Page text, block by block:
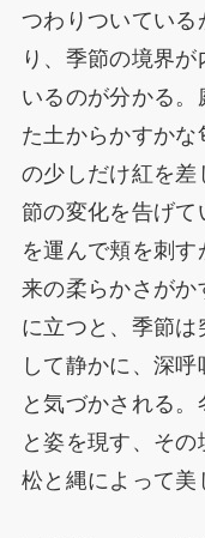
つわりついている
り、季節の境界
いるのが分かる。
た土からかすか
の少しだけ紅を差
節の変化を告げ
を運んで頬を刺
来の柔らかさがか
に立つと、季節は
して静かに、深
と気づかされる
と姿を現す、そ
松と縄によって美